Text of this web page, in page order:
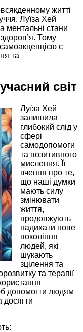
житті
Луїза Хей
ментальні стани
Тому
є
та
світ
Луїза Хей
залишила
глибокий слід у
сфері
самодопомоги
та позитивного
мислення. Її
вчення про те,
що наші думки
мають силу
змінювати
життя,
продовжують
надихати нове
покоління
людей, які
шукають
зцілення та
та терапії
допомогти людям
досягти